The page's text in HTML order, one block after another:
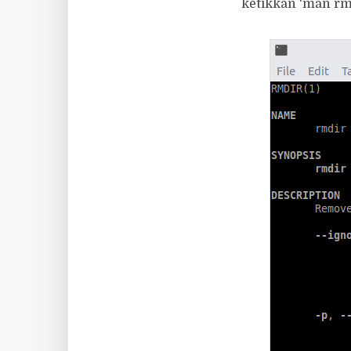
ketikkan ‘man